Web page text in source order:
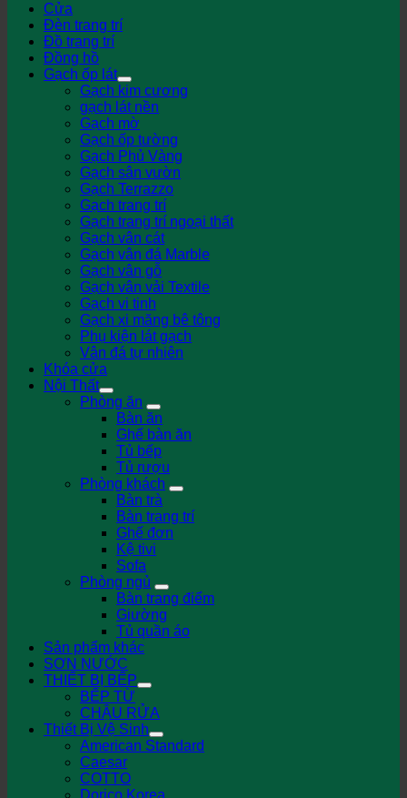
Cửa
Đèn trang trí
Đồ trang trí
Đồng hồ
Gạch ốp lát
Gạch kim cương
gạch lát nền
Gạch mờ
Gạch ốp tường
Gạch Phủ Vàng
Gạch sân vườn
Gạch Terrazzo
Gạch trang trí
Gạch trang trí ngoại thất
Gạch vân cát
Gạch vân đá Marble
Gạch vân gỗ
Gạch vân vải Textile
Gạch vi tinh
Gạch xi măng bê tông
Phụ kiện lát gạch
Vân đá tự nhiên
Khóa cửa
Nội Thất
Phòng ăn
Bàn ăn
Ghế bàn ăn
Tủ bếp
Tủ rượu
Phòng khách
Bàn trà
Bàn trang trí
Ghế đơn
Kệ tivi
Sofa
Phòng ngủ
Bàn trang điểm
Giường
Tủ quần áo
Sản phẩm khác
SƠN NƯỚC
THIẾT BỊ BẾP
BẾP TỪ
CHẬU RỬA
Thiết Bị Vệ Sinh
American Standard
Caesar
COTTO